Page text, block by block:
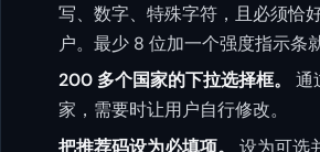
写、数字、特殊字符，且必须恰
户。最少 8 位加一个强度指示条
200 多个国家的下拉选择框。
通
家，需要时让用户自行修改。
把推荐码设为必填项。
设为可选